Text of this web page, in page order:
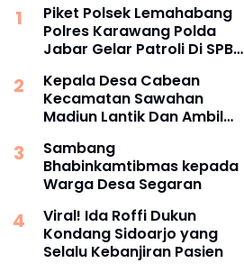
Piket Polsek Lemahabang
Polres Karawang Polda
Jabar Gelar Patroli Di SPBU
Kepala Desa Cabean
Kecamatan Sawahan
Madiun Lantik Dan Ambil
Sambang
Bhabinkamtibmas kepada
Warga Desa Segaran
Viral! Ida Roffi Dukun
Kondang Sidoarjo yang
Selalu Kebanjiran Pasien